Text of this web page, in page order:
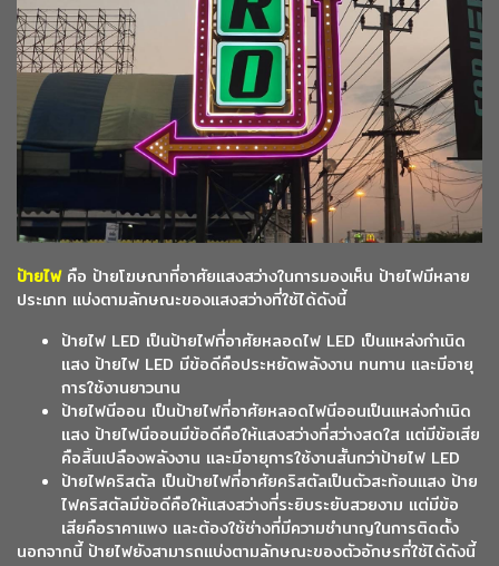
ป้ายไฟ คือ ป้ายโฆษณาที่อาศัยแสงสว่างในการมองเห็น ป้ายไฟมีหลาย
ประเภท แบ่งตามลักษณะของแสงสว่างที่ใช้ได้ดังนี้
ป้ายไฟ LED เป็นป้ายไฟที่อาศัยหลอดไฟ LED เป็นแหล่งกำเนิด
แสง ป้ายไฟ LED มีข้อดีคือประหยัดพลังงาน ทนทาน และมีอายุ
การใช้งานยาวนาน
ป้ายไฟนีออน เป็นป้ายไฟที่อาศัยหลอดไฟนีออนเป็นแหล่งกำเนิด
แสง ป้ายไฟนีออนมีข้อดีคือให้แสงสว่างที่สว่างสดใส แต่มีข้อเสีย
คือสิ้นเปลืองพลังงาน และมีอายุการใช้งานสั้นกว่าป้ายไฟ LED
ป้ายไฟคริสตัล เป็นป้ายไฟที่อาศัยคริสตัลเป็นตัวสะท้อนแสง ป้าย
ไฟคริสตัลมีข้อดีคือให้แสงสว่างที่ระยิบระยับสวยงาม แต่มีข้อ
เสียคือราคาแพง และต้องใช้ช่างที่มีความชำนาญในการติดตั้ง
นอกจากนี้ ป้ายไฟยังสามารถแบ่งตามลักษณะของตัวอักษรที่ใช้ได้ดังนี้